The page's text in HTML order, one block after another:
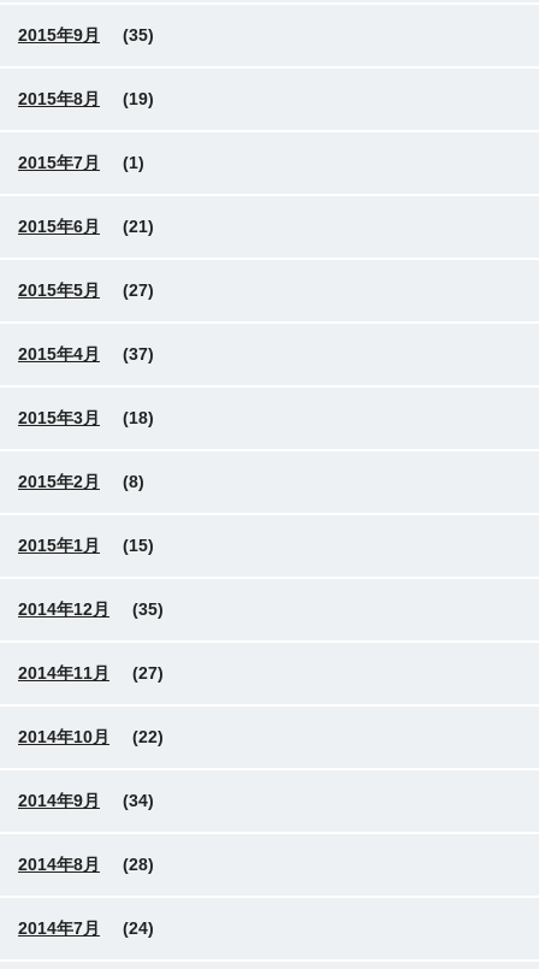
2015年9月 (35)
2015年8月 (19)
2015年7月 (1)
2015年6月 (21)
2015年5月 (27)
2015年4月 (37)
2015年3月 (18)
2015年2月 (8)
2015年1月 (15)
2014年12月 (35)
2014年11月 (27)
2014年10月 (22)
2014年9月 (34)
2014年8月 (28)
2014年7月 (24)